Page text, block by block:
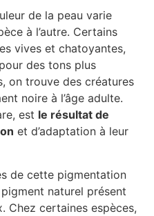
de la peau varie
à l’autre. Certains
vives et chatoyantes,
des tons plus
on trouve des créatures
noire à l’âge adulte.
est le résultat de
et d’adaptation à leur
de cette pigmentation
pigment naturel présent
Chez certaines espèces,